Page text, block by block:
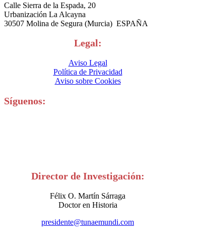
Calle Sierra de la Espada, 20
Urbanización La Alcayna
30507 Molina de Segura (Murcia) ESPAÑA
Legal:
Aviso Legal
Política de Privacidad
Aviso sobre Cookies
Síguenos:
Director de Investigación:
Félix O. Martín Sárraga
Doctor en Historia
presidente@tunaemundi.com